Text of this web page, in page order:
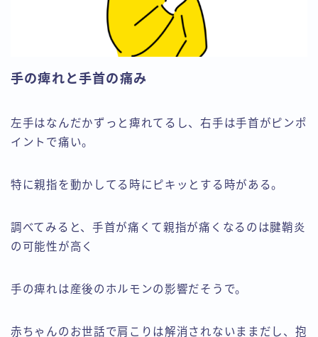
手の痺れと手首の痛み
左手はなんだかずっと痺れてるし、右手は手首がピンポ
イントで痛い。
特に親指を動かしてる時にピキッとする時がある。
調べてみると、手首が痛くて親指が痛くなるのは腱鞘炎
の可能性が高く
手の痺れは産後のホルモンの影響だそうで。
赤ちゃんのお世話で肩こりは解消されないままだし、抱